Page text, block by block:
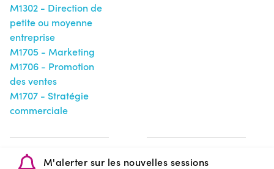
M1302 - Direction de
petite ou moyenne
entreprise
M1705 - Marketing
M1706 - Promotion
des ventes
M1707 - Stratégie
commerciale
M'alerter sur les nouvelles sessions